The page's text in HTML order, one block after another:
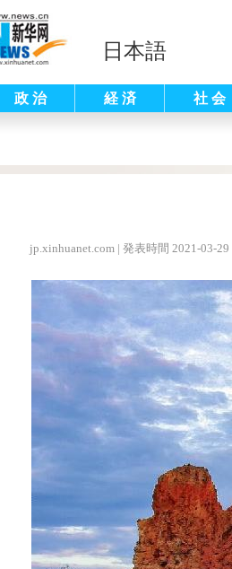
日本語
政 治 経 済 社 会
jp.xinhuanet.com | 発表時間 2021-03-29